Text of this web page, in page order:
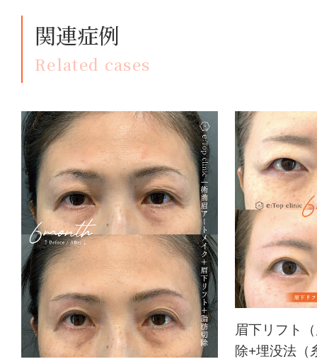
関連症例
Related cases
眉下リフト
除+埋没法（